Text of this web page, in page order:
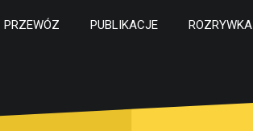
PRZEWÓZ PUBLIKACJE ROZRYWKA